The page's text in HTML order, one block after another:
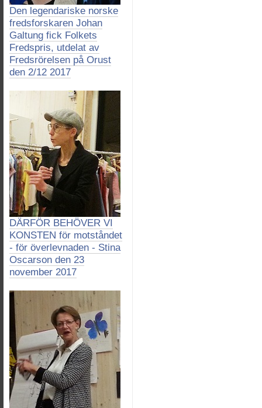
Den legendariske norske
fredsforskaren Johan
Galtung fick Folkets
Fredspris, utdelat av
Fredsrörelsen på Orust
den 2/12 2017
DÄRFÖR BEHÖVER VI
KONSTEN för motståndet
- för överlevnaden - Stina
Oscarson den 23
november 2017